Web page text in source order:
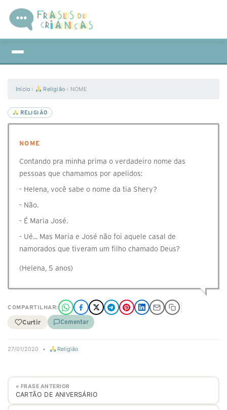
Início › Religião › NOME
RELIGIÃO
NOME
Contando pra minha prima o verdadeiro nome das
pessoas que chamamos por apelidos:
- Helena, você sabe o nome da tia Shery?
- Não.
- É Maria José.
- Ué... Mas Maria e José não foi aquele casal de
namorados que tiveram um filho chamado Deus?
(Helena, 5 anos)
COMPARTILHAR:
Curtir Comentar
27/01/2020 • Religião
« FRASE ANTERIOR
CARTÃO DE ANIVERSÁRIO